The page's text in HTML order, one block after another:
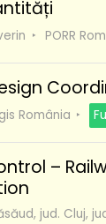
PORR
România
–
jud. Cluj,